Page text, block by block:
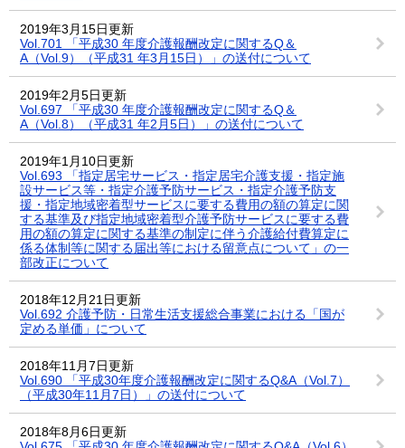
2019年3月15日更新
Vol.701 「平成30 年度介護報酬改定に関するQ＆
A（Vol.9）（平成31 年3月15日）」の送付について
2019年2月5日更新
Vol.697 「平成30 年度介護報酬改定に関するQ＆
A（Vol.8）（平成31 年2月5日）」の送付について
2019年1月10日更新
Vol.693 「指定居宅サービス・指定居宅介護支援・指定施
設サービス等・指定介護予防サービス・指定介護予防支
援・指定地域密着型サービスに要する費用の額の算定に関
する基準及び指定地域密着型介護予防サービスに要する費
用の額の算定に関する基準の制定に伴う介護給付費算定に
係る体制等に関する届出等における留意点について」の一
部改正について
2018年12月21日更新
Vol.692 介護予防・日常生活支援総合事業における「国が
定める単価」について
2018年11月7日更新
Vol.690 「平成30年度介護報酬改定に関するQ&A（Vol.7）
（平成30年11月7日）」の送付について
2018年8月6日更新